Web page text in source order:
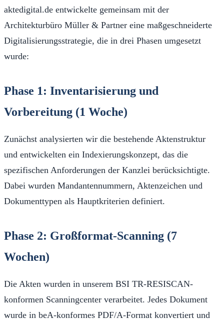
aktedigital.de entwickelte gemeinsam mit der
Architekturbüro Müller & Partner eine maßgeschneiderte
Digitalisierungsstrategie, die in drei Phasen umgesetzt
wurde:
Phase 1: Inventarisierung und
Vorbereitung (1 Woche)
Zunächst analysierten wir die bestehende Aktenstruktur
und entwickelten ein Indexierungskonzept, das die
spezifischen Anforderungen der Kanzlei berücksichtigte.
Dabei wurden Mandantennummern, Aktenzeichen und
Dokumenttypen als Hauptkriterien definiert.
Phase 2: Großformat-Scanning (7
Wochen)
Die Akten wurden in unserem BSI TR-RESISCAN-
konformen Scanningcenter verarbeitet. Jedes Dokument
wurde in beA-konformes PDF/A-Format konvertiert und